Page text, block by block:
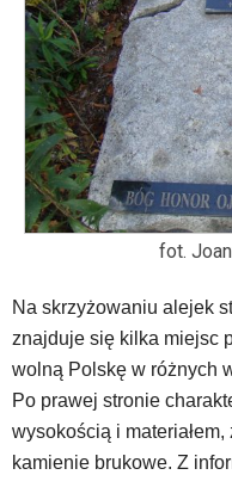
skróty
klawiaturowe
przyjęte
dla
danej
platformy.
fot.
Na skrzyżowaniu alejek
znajduje się kilka miejsc
wolną Polskę w różnych
Po prawej stronie
wysokością i
kamienie brukowe. Z